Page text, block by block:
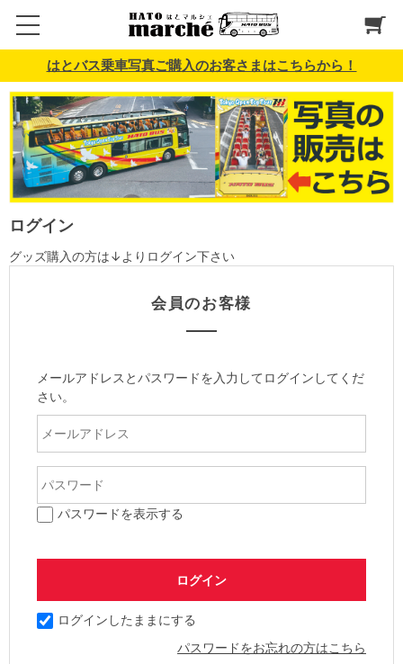
はとバス乗車写真ご購入のお客さまはこちらから！
ログイン
グッズ購入の方は↓よりログイン下さい
会員のお客様
メールアドレスとパスワードを入力してログインしてくだ
さい。
パスワードを表示する
ログインしたままにする
パスワードをお忘れの方はこちら